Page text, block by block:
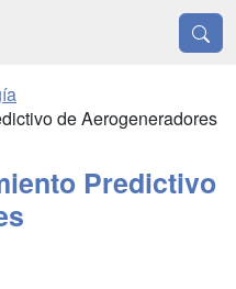
de Aerogeneradores
Predictivo